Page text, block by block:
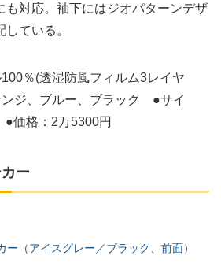
も対応。袖下にはジオパターンデザ
ている。
％(透湿防風フィルム3レイヤ
ジ、ブルー、ブラック ●サイ
価格：2万5300円
ー
ー（アイスグレー／ブラック、前面）